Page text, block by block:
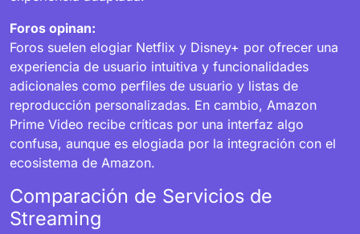
Foros opinan:
Foros suelen elogiar Netflix y Disney+ por ofrecer una
experiencia de usuario intuitiva y funcionalidades
adicionales como perfiles de usuario y listas de
reproducción personalizadas. En cambio, Amazon
Prime Video recibe críticas por una interfaz algo
confusa, aunque es elogiada por la integración con el
ecosistema de Amazon.
Comparación de Servicios de
Streaming